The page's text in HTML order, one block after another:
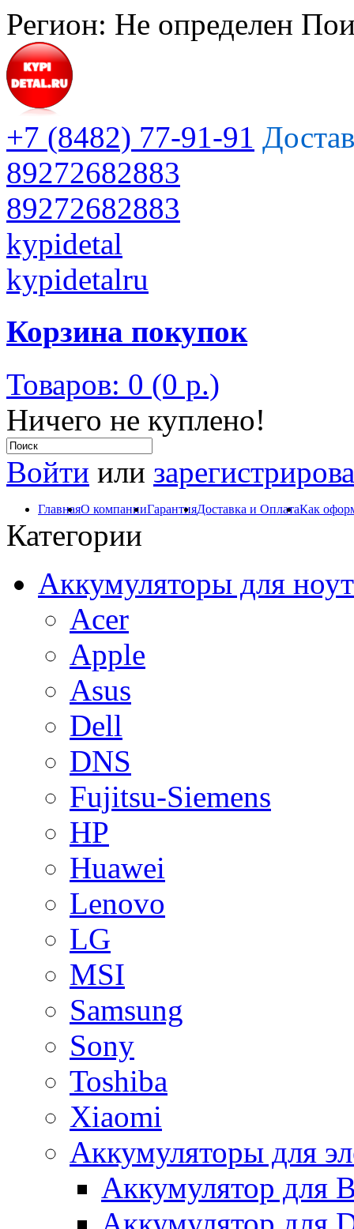
Регион: Не определен
+7 (8482) 77-91-91
89272682883
89272682883
kypidetal
kypidetalru
Корзина покупок
Товаров: 0 (0 р.)
Ничего не куплено!
Войти или
ГлавнаяО компанииГарантияДоставка и ОплатаКак
Категории
Аккумуляторы для
Acer
Apple
Asus
Dell
DNS
Fujitsu-Siemens
HP
Huawei
Lenovo
LG
MSI
Samsung
Sony
Toshiba
Xiaomi
Аккумуляторы для
Аккумулятор для